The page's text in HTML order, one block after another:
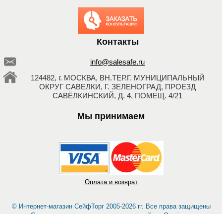
Заказать обратный
звонок
Контакты
info@salesafe.ru
124482, г. МОСКВА, ВН.ТЕР.Г. МУНИЦИПАЛЬНЫЙ
ОКРУГ САВЕЛКИ, Г. ЗЕЛЕНОГРАД, ПРОЕЗД
САВЁЛКИНСКИЙ, Д. 4, ПОМЕЩ. 4/21
Мы принимаем
Оплата и возврат
© Интернет-магазин СейфТорг 2005-2026 гг. Все права защищены